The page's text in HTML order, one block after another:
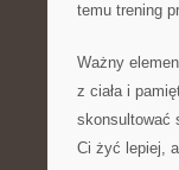
temu trening
Ważny
z ciała i
skonsultować
Ci żyć lepiej,